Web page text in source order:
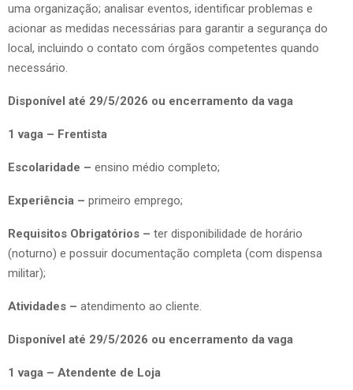
uma organização; analisar eventos, identificar problemas e
acionar as medidas necessárias para garantir a segurança do
local, incluindo o contato com órgãos competentes quando
necessário.
Disponível até 29/5/2026 ou encerramento da vaga
1 vaga – Frentista
Escolaridade – ensino médio completo;
Experiência – primeiro emprego;
Requisitos Obrigatórios – ter disponibilidade de horário
(noturno) e possuir documentação completa (com dispensa
militar);
Atividades – atendimento ao cliente.
Disponível até 29/5/2026 ou encerramento da vaga
1 vaga – Atendente de Loja